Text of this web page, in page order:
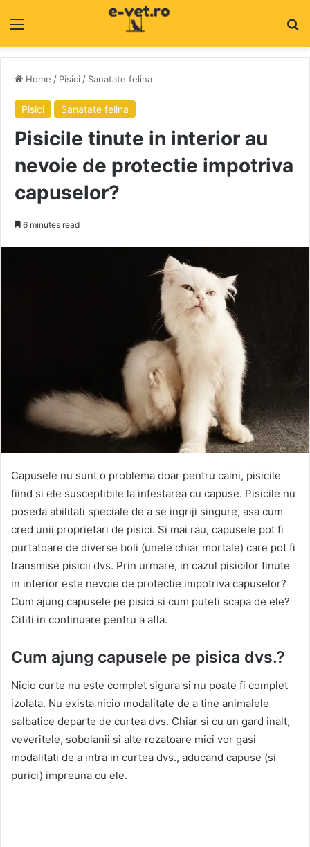
Home / Pisici / Sanatate felina
Pisici Sanatate felina
Pisicile tinute in interior au
nevoie de protectie impotriva
capuselor?
6 minutes read
Capusele nu sunt o problema doar pentru caini, pisicile
fiind si ele susceptibile la infestarea cu capuse. Pisicile nu
poseda abilitati speciale de a se ingriji singure, asa cum
cred unii proprietari de pisici. Si mai rau, capusele pot fi
purtatoare de diverse boli (unele chiar mortale) care pot fi
transmise pisicii dvs. Prin urmare, in cazul pisicilor tinute
in interior este nevoie de protectie impotriva capuselor?
Cum ajung capusele pe pisici si cum puteti scapa de ele?
Cititi in continuare pentru a afla.
Cum ajung capusele pe pisica dvs.?
Nicio curte nu este complet sigura si nu poate fi complet
izolata. Nu exista nicio modalitate de a tine animalele
salbatice departe de curtea dvs. Chiar si cu un gard inalt,
veveritele, sobolanii si alte rozatoare mici vor gasi
modalitati de a intra in curtea dvs., aducand capuse (si
purici) impreuna cu ele.